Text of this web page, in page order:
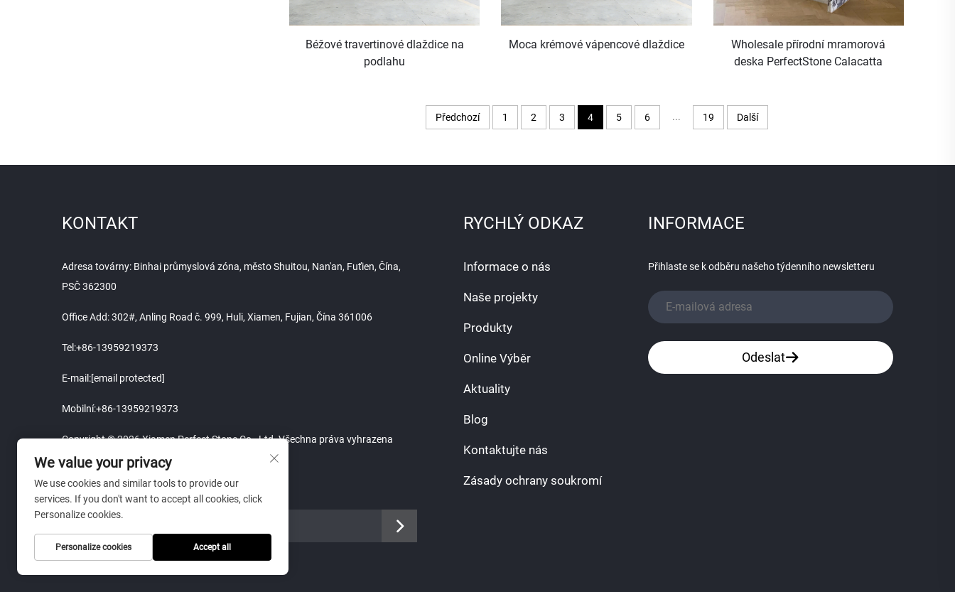
Béžové travertinové dlaždice na
podlahu
Moca krémové vápencové dlaždice
Wholesale přírodní mramorová
deska PerfectStone Calacatta
Předchozí 1 2 3 4 5 6 ... 19 Další
KONTAKT
Adresa továrny: Binhai průmyslová zóna, město Shuitou, Nan'an, Fuťien, Čína,
PSČ 362300
Office Add: 302#, Anling Road č. 999, Huli, Xiamen, Fujian, Čína 361006
Tel:+86-13959219373
E-mail:[email protected]
Mobilní:+86-13959219373
Copyright © 2026 Xiamen Perfect Stone Co., Ltd. Všechna práva vyhrazena
RYCHLÝ ODKAZ
Informace o nás
Naše projekty
Produkty
Online Výběr
Aktuality
Blog
Kontaktujte nás
Zásady ochrany soukromí
INFORMACE
Přihlaste se k odběru našeho týdenního newsletteru
Odeslat
We value your privacy
We use cookies and similar tools to provide our
services. If you don't want to accept all cookies, click
Personalize cookies.
Personalize cookies Accept all